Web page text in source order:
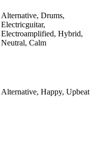
Alternative, Drums,
Electricguitar,
Electroamplified, Hybrid,
Neutral, Calm
Alternative, Happy, Upbeat